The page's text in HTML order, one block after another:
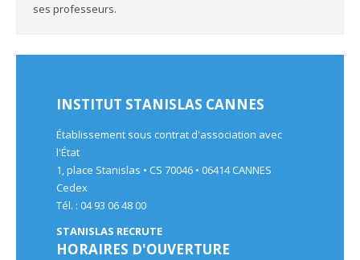
ses professeurs.
INSTITUT STANISLAS CANNES
Établissement sous contrat d'association avec
l'État
1, place Stanislas • CS 70046 • 06414 CANNES
Cedex
Tél. : 04 93 06 48 00
STANISLAS RECRUTE
HORAIRES D'OUVERTURE